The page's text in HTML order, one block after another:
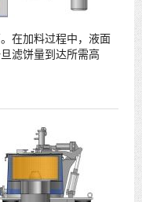
在加料过程中，液面
滤饼量到达所需高